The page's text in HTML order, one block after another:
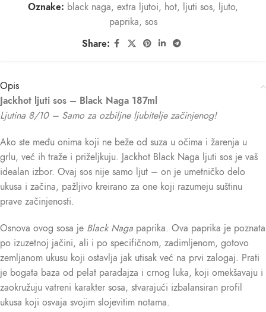
Oznake: black naga, extra ljutoi, hot, ljuti sos, ljuto,
paprika, sos
Share:
Opis
Jackhot ljuti sos – Black Naga 187ml
Ljutina 8/10 – Samo za ozbiljne ljubitelje začinjenog!
Ako ste među onima koji ne beže od suza u očima i žarenja u
grlu, već ih traže i priželjkuju. Jackhot Black Naga ljuti sos je vaš
idealan izbor. Ovaj sos nije samo ljut – on je umetničko delo
ukusa i začina, pažljivo kreirano za one koji razumeju suštinu
prave začinjenosti.
Osnova ovog sosa je Black Naga paprika. Ova paprika je poznata
po izuzetnoj jačini, ali i po specifičnom, zadimljenom, gotovo
zemljanom ukusu koji ostavlja jak utisak već na prvi zalogaj. Prati
je bogata baza od pelat paradajza i crnog luka, koji omekšavaju i
zaokružuju vatreni karakter sosa, stvarajući izbalansiran profil
ukusa koji osvaja svojim slojevitim notama.